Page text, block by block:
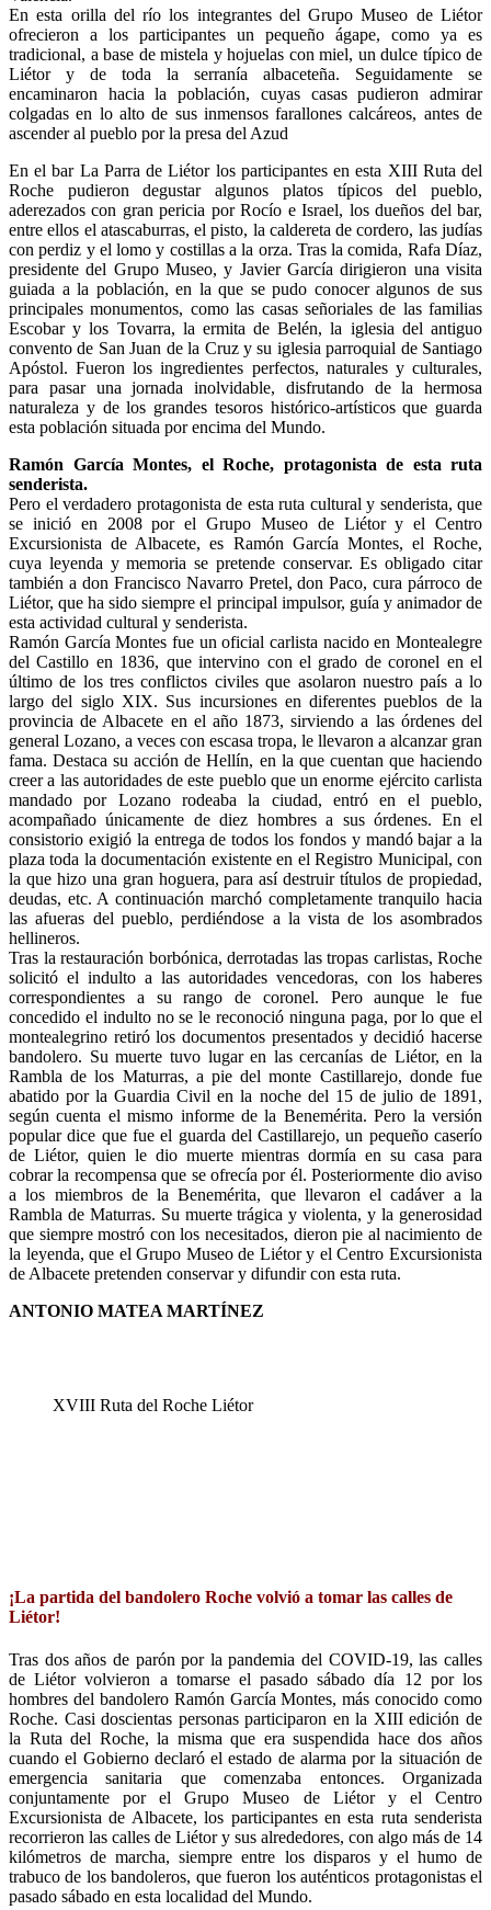
En esta orilla del río los integrantes del Grupo Museo de Liétor
ofrecieron a los participantes un pequeño ágape, como ya es
tradicional, a base de mistela y hojuelas con miel, un dulce típico de
Liétor y de toda la serranía albaceteña. Seguidamente se
encaminaron hacia la población, cuyas casas pudieron admirar
colgadas en lo alto de sus inmensos farallones calcáreos, antes de
ascender al pueblo por la presa del Azud
En el bar La Parra de Liétor los participantes en esta XIII Ruta del
Roche pudieron degustar algunos platos típicos del pueblo,
aderezados con gran pericia por Rocío e Israel, los dueños del bar,
entre ellos el atascaburras, el pisto, la caldereta de cordero, las judías
con perdiz y el lomo y costillas a la orza. Tras la comida, Rafa Díaz,
presidente del Grupo Museo, y Javier García dirigieron una visita
guiada a la población, en la que se pudo conocer algunos de sus
principales monumentos, como las casas señoriales de las familias
Escobar y los Tovarra, la ermita de Belén, la iglesia del antiguo
convento de San Juan de la Cruz y su iglesia parroquial de Santiago
Apóstol. Fueron los ingredientes perfectos, naturales y culturales,
para pasar una jornada inolvidable, disfrutando de la hermosa
naturaleza y de los grandes tesoros histórico-artísticos que guarda
esta población situada por encima del Mundo.
Ramón García Montes, el Roche, protagonista de esta ruta
senderista.
Pero el verdadero protagonista de esta ruta cultural y senderista, que
se inició en 2008 por el Grupo Museo de Liétor y el Centro
Excursionista de Albacete, es Ramón García Montes, el Roche,
cuya leyenda y memoria se pretende conservar. Es obligado citar
también a don Francisco Navarro Pretel, don Paco, cura párroco de
Liétor, que ha sido siempre el principal impulsor, guía y animador de
esta actividad cultural y senderista.
Ramón García Montes fue un oficial carlista nacido en Montealegre
del Castillo en 1836, que intervino con el grado de coronel en el
último de los tres conflictos civiles que asolaron nuestro país a lo
largo del siglo XIX. Sus incursiones en diferentes pueblos de la
provincia de Albacete en el año 1873, sirviendo a las órdenes del
general Lozano, a veces con escasa tropa, le llevaron a alcanzar gran
fama. Destaca su acción de Hellín, en la que cuentan que haciendo
creer a las autoridades de este pueblo que un enorme ejército carlista
mandado por Lozano rodeaba la ciudad, entró en el pueblo,
acompañado únicamente de diez hombres a sus órdenes. En el
consistorio exigió la entrega de todos los fondos y mandó bajar a la
plaza toda la documentación existente en el Registro Municipal, con
la que hizo una gran hoguera, para así destruir títulos de propiedad,
deudas, etc. A continuación marchó completamente tranquilo hacia
las afueras del pueblo, perdiéndose a la vista de los asombrados
hellineros.
Tras la restauración borbónica, derrotadas las tropas carlistas, Roche
solicitó el indulto a las autoridades vencedoras, con los haberes
correspondientes a su rango de coronel. Pero aunque le fue
concedido el indulto no se le reconoció ninguna paga, por lo que el
montealegrino retiró los documentos presentados y decidió hacerse
bandolero. Su muerte tuvo lugar en las cercanías de Liétor, en la
Rambla de los Maturras, a pie del monte Castillarejo, donde fue
abatido por la Guardia Civil en la noche del 15 de julio de 1891,
según cuenta el mismo informe de la Benemérita. Pero la versión
popular dice que fue el guarda del Castillarejo, un pequeño caserío
de Liétor, quien le dio muerte mientras dormía en su casa para
cobrar la recompensa que se ofrecía por él. Posteriormente dio aviso
a los miembros de la Benemérita, que llevaron el cadáver a la
Rambla de Maturras. Su muerte trágica y violenta, y la generosidad
que siempre mostró con los necesitados, dieron pie al nacimiento de
la leyenda, que el Grupo Museo de Liétor y el Centro Excursionista
de Albacete pretenden conservar y difundir con esta ruta.
ANTONIO MATEA MARTÍNEZ
XVIII Ruta del Roche Liétor
¡La partida del bandolero Roche volvió a tomar las calles de
Liétor!
Tras dos años de parón por la pandemia del COVID-19, las calles
de Liétor volvieron a tomarse el pasado sábado día 12 por los
hombres del bandolero Ramón García Montes, más conocido como
Roche. Casi doscientas personas participaron en la XIII edición de
la Ruta del Roche, la misma que era suspendida hace dos años
cuando el Gobierno declaró el estado de alarma por la situación de
emergencia sanitaria que comenzaba entonces. Organizada
conjuntamente por el Grupo Museo de Liétor y el Centro
Excursionista de Albacete, los participantes en esta ruta senderista
recorrieron las calles de Liétor y sus alrededores, con algo más de 14
kilómetros de marcha, siempre entre los disparos y el humo de
trabuco de los bandoleros, que fueron los auténticos protagonistas el
pasado sábado en esta localidad del Mundo.